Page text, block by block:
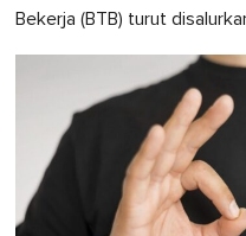
Bekerja (BTB) turut